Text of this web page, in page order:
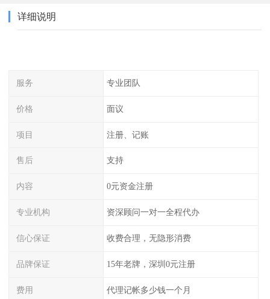
详细说明
服务 专业团队
价格 面议
项目 注册、记账
售后 支持
内容 0元资金注册
专业机构 资深顾问一对一全程代办
信心保证 收费合理，无隐形消费
品牌保证 15年老牌，深圳0元注册
费用 代理记帐多少钱一个月